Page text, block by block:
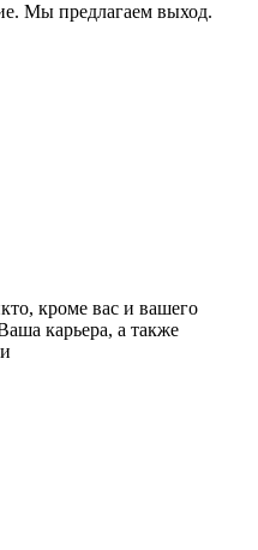
Мы предлагаем выход.
кроме вас и вашего
карьера, а также